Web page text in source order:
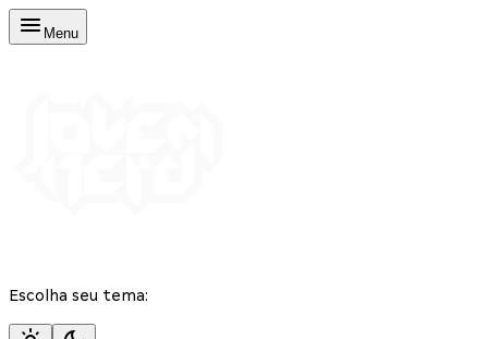
Menu
Escolha seu tema: